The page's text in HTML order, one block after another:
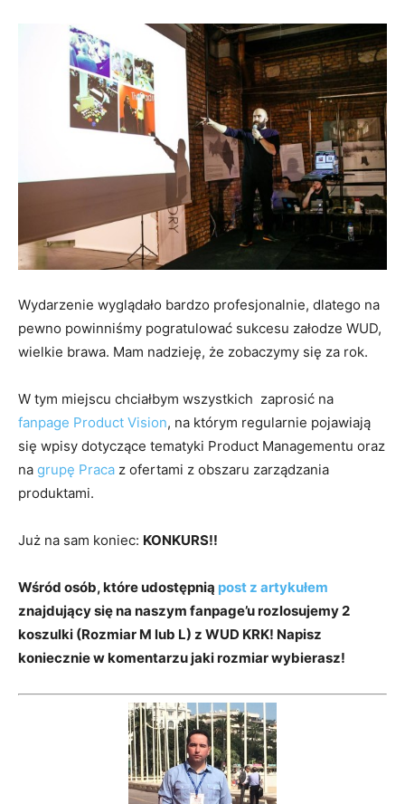
Wydarzenie wyglądało bardzo profesjonalnie, dlatego na
pewno powinniśmy pogratulować sukcesu załodze WUD,
wielkie brawa. Mam nadzieję, że zobaczymy się za rok.
W tym miejscu chciałbym wszystkich zaprosić na
fanpage Product Vision, na którym regularnie pojawiają
się wpisy dotyczące tematyki Product Managementu oraz
na grupę Praca z ofertami z obszaru zarządzania
produktami.
Już na sam koniec: KONKURS!!
Wśród osób, które udostępnią post z artykułem
znajdujący się na naszym fanpage’u rozlosujemy 2
koszulki (Rozmiar M lub L) z WUD KRK! Napisz
koniecznie w komentarzu jaki rozmiar wybierasz!